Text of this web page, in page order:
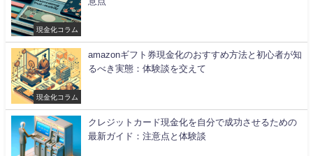
現金化コラム
現金化コラム
amazonギフト券現金化のおすすめ方法と初心者が知
るべき実態：体験談を交えて
クレジットカード現金化を自分で成功させるための
最新ガイド：注意点と体験談